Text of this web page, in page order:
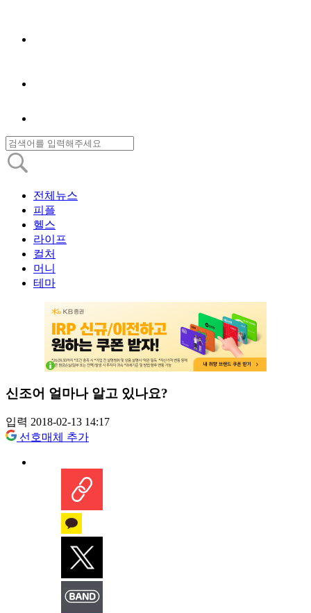
전체뉴스
피플
헬스
라이프
컬처
머니
테마
신조어 얼마나 알고 있나요?
입력 2018-02-13 14:17
선호매체 추가